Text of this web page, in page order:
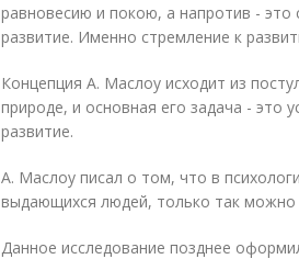
равновесию и покою, а напротив - это
развитие. Именно стремление к
Концепция А. Маслоу исходит из
природе, и основная его задача - это
развитие.
А. Маслоу писал о том, что в
выдающихся людей, только так можно
Данное исследование позднее